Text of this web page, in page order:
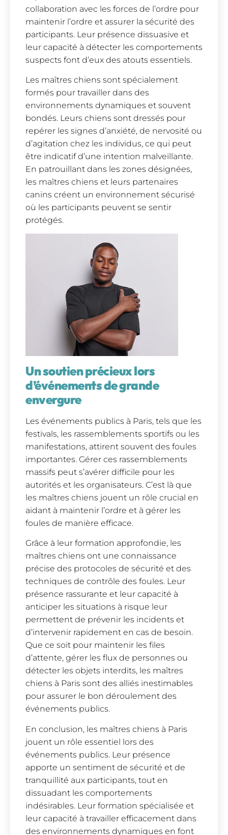
collaboration avec les forces de l’ordre pour
maintenir l’ordre et assurer la sécurité des
participants. Leur présence dissuasive et
leur capacité à détecter les comportements
suspects font d’eux des atouts essentiels.
Les maîtres chiens sont spécialement
formés pour travailler dans des
environnements dynamiques et souvent
bondés. Leurs chiens sont dressés pour
repérer les signes d’anxiété, de nervosité ou
d’agitation chez les individus, ce qui peut
être indicatif d’une intention malveillante.
En patrouillant dans les zones désignées,
les maîtres chiens et leurs partenaires
canins créent un environnement sécurisé
où les participants peuvent se sentir
protégés.
Un soutien précieux lors
d’événements de grande
envergure
Les événements publics à Paris, tels que les
festivals, les rassemblements sportifs ou les
manifestations, attirent souvent des foules
importantes. Gérer ces rassemblements
massifs peut s’avérer difficile pour les
autorités et les organisateurs. C’est là que
les maîtres chiens jouent un rôle crucial en
aidant à maintenir l’ordre et à gérer les
foules de manière efficace.
Grâce à leur formation approfondie, les
maîtres chiens ont une connaissance
précise des protocoles de sécurité et des
techniques de contrôle des foules. Leur
présence rassurante et leur capacité à
anticiper les situations à risque leur
permettent de prévenir les incidents et
d’intervenir rapidement en cas de besoin.
Que ce soit pour maintenir les files
d’attente, gérer les flux de personnes ou
détecter les objets interdits, les maîtres
chiens à Paris sont des alliés inestimables
pour assurer le bon déroulement des
événements publics.
En conclusion, les maîtres chiens à Paris
jouent un rôle essentiel lors des
événements publics. Leur présence
apporte un sentiment de sécurité et de
tranquillité aux participants, tout en
dissuadant les comportements
indésirables. Leur formation spécialisée et
leur capacité à travailler efficacement dans
des environnements dynamiques en font